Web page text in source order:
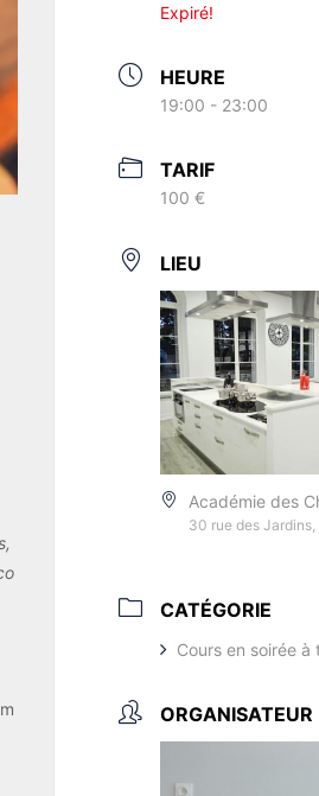
Expiré!
HEURE
19:00 - 23:00
TARIF
100 €
LIEU
Académie des
30 rue des
CATÉGORIE
Cours en soirée à
ORGANISATEUR